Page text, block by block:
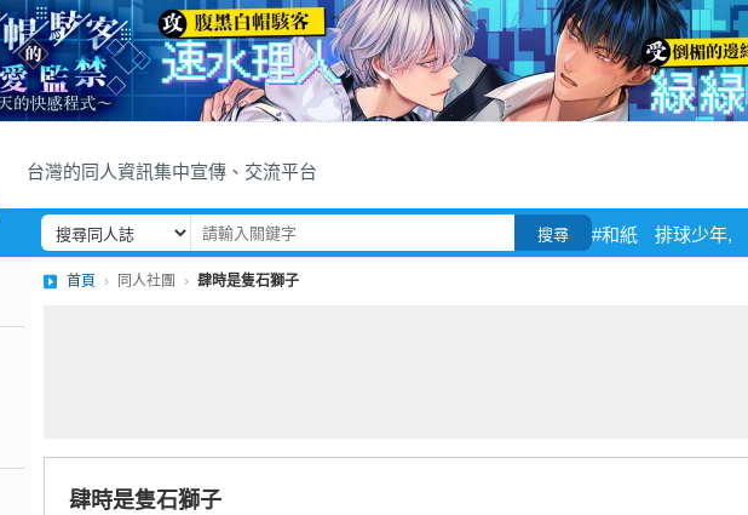
台灣的同人資訊集中宣傳、交流平台
搜尋 #和紙 排球少年,
首頁 同人社團 肆時是隻石獅子
肆時是隻石獅子